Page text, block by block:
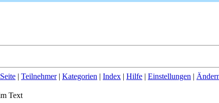
| Teilnehmer| Kategorien | Index | Hilfe | Einstellungen |
Text